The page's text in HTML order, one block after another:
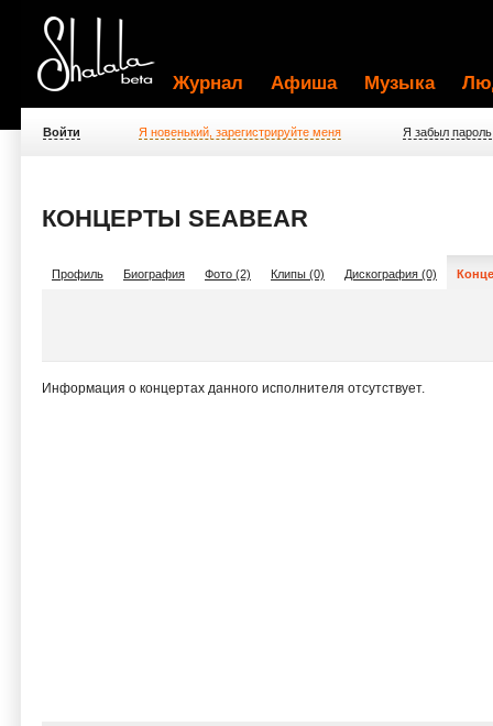
Журнал Афиша Музыка
Войти Я новенький, зарегистрируйте меня Я забыл пароль
КОНЦЕРТЫ SEABEAR
Профиль Биография Фото (2) Клипы (0) Дискография (0)
Информация о концертах данного исполнителя отсутствует.